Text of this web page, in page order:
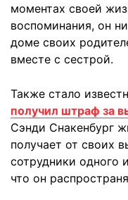
моментах своей
воспоминания, он
доме своих
вместе с сестрой.
Также стало
получил штраф за
Сэнди Снакенбург
получает от своих
сотрудники одного
что он